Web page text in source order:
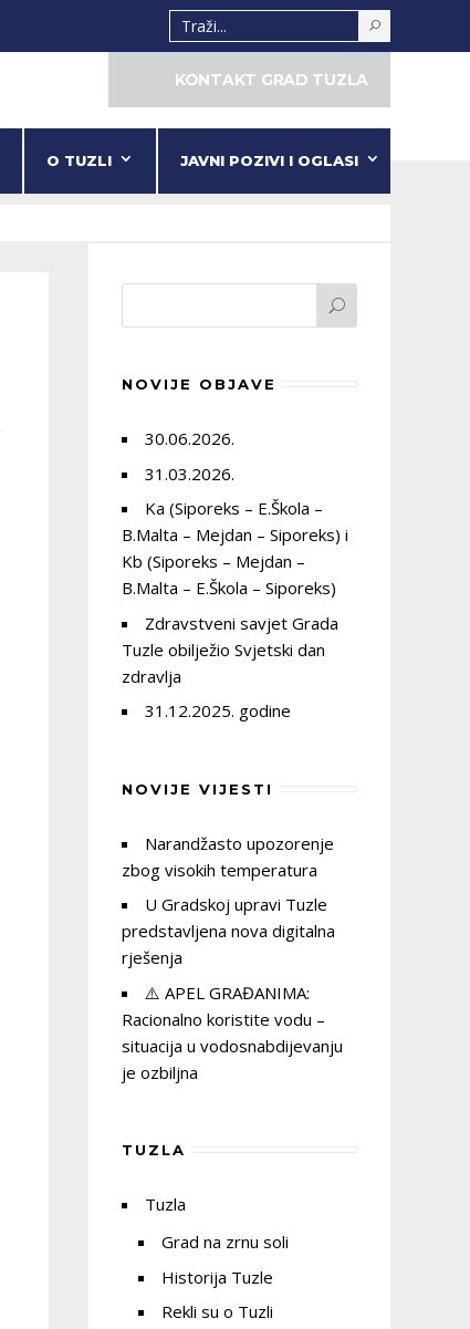
KONTAKT GRAD TUZLA
O TUZLI JAVNI POZIVI I OGLASI
NOVIJE OBJAVE
30.06.2026.
31.03.2026.
Ka (Siporeks – E.Škola –
B.Malta – Mejdan – Siporeks) i
Kb (Siporeks – Mejdan –
B.Malta – E.Škola – Siporeks)
Zdravstveni savjet Grada
Tuzle obilježio Svjetski dan
zdravlja
31.12.2025. godine
NOVIJE VIJESTI
Narandžasto upozorenje
zbog visokih temperatura
U Gradskoj upravi Tuzle
predstavljena nova digitalna
rješenja
⚠️ APEL GRAĐANIMA:
Racionalno koristite vodu –
situacija u vodosnabdijevanju
je ozbiljna
TUZLA
Tuzla
Grad na zrnu soli
Historija Tuzle
Rekli su o Tuzli